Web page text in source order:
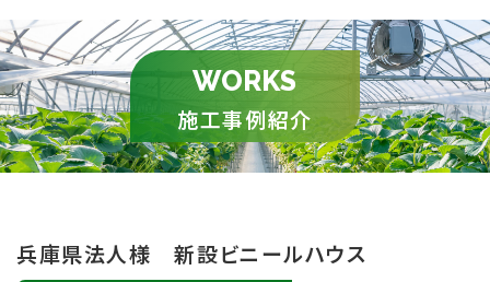
WORKS
施工事例紹介
兵庫県法人様 新設ビニールハウス